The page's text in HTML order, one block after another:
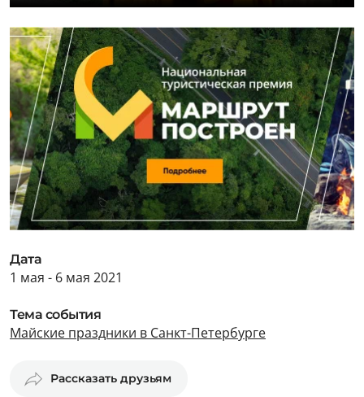
Дата
1 мая - 6 мая 2021
Тема события
Майские праздники в Санкт-Петербурге
Рассказать друзьям